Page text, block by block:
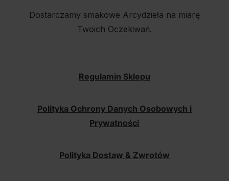
Dostarczamy smakowe Arcydzieła na miarę
Twoich Oczekiwań.
Regulamin Sklepu
Polityka Ochrony Danych Osobowych i
Prywatności
Polityka Dostaw & Zwrotów